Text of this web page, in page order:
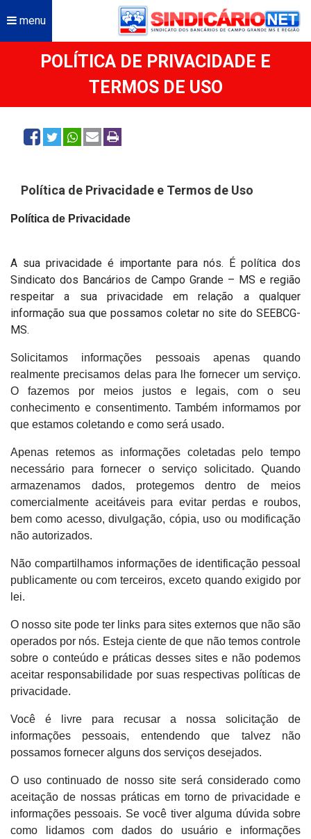
menu
POLÍTICA DE PRIVACIDADE E
TERMOS DE USO
Política de Privacidade e Termos de Uso
Política de Privacidade
A sua privacidade é importante para nós. É política dos
Sindicato dos Bancários de Campo Grande – MS e região
respeitar a sua privacidade em relação a qualquer
informação sua que possamos coletar no site do SEEBCG-
MS.
Solicitamos informações pessoais apenas quando
realmente precisamos delas para lhe fornecer um serviço.
O fazemos por meios justos e legais, com o seu
conhecimento e consentimento. Também informamos por
que estamos coletando e como será usado.
Apenas retemos as informações coletadas pelo tempo
necessário para fornecer o serviço solicitado. Quando
armazenamos dados, protegemos dentro de meios
comercialmente aceitáveis ​​para evitar perdas e roubos,
bem como acesso, divulgação, cópia, uso ou modificação
não autorizados.
Não compartilhamos informações de identificação pessoal
publicamente ou com terceiros, exceto quando exigido por
lei.
O nosso site pode ter links para sites externos que não são
operados por nós. Esteja ciente de que não temos controle
sobre o conteúdo e práticas desses sites e não podemos
aceitar responsabilidade por suas respectivas políticas de
privacidade.
Você é livre para recusar a nossa solicitação de
informações pessoais, entendendo que talvez não
possamos fornecer alguns dos serviços desejados.
O uso continuado de nosso site será considerado como
aceitação de nossas práticas em torno de privacidade e
informações pessoais. Se você tiver alguma dúvida sobre
como lidamos com dados do usuário e informações